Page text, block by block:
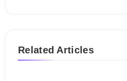
Related Articles